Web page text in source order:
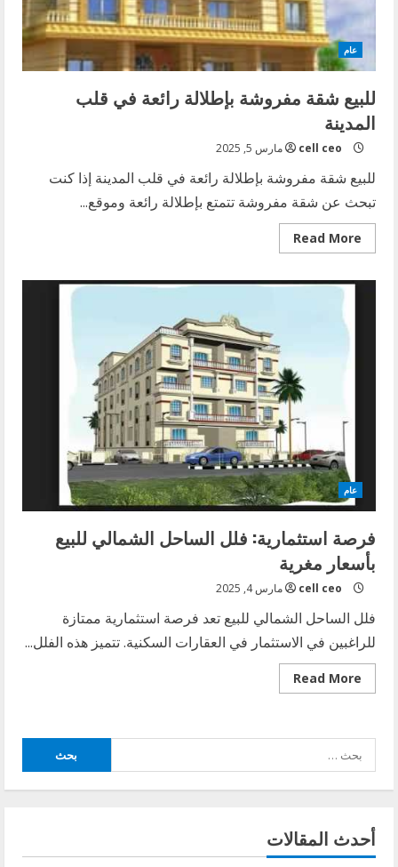
عام
للبيع شقة مفروشة بإطلالة رائعة في قلب
المدينة
cell ceo مارس 5, 2025
للبيع شقة مفروشة بإطلالة رائعة في قلب المدينة إذا كنت
تبحث عن شقة مفروشة تتمتع بإطلالة رائعة وموقع...
Read More
Read
more
شقة
قلب
المدينة
عام
فرصة استثمارية: فلل الساحل الشمالي للبيع
بأسعار مغرية
cell ceo مارس 4, 2025
فلل الساحل الشمالي للبيع تعد فرصة استثمارية ممتازة
للراغبين في الاستثمار في العقارات السكنية. تتميز هذه الفلل...
Read More
Read
more
فلل
للبيع
بأسعار
عن:
أحدث المقالات